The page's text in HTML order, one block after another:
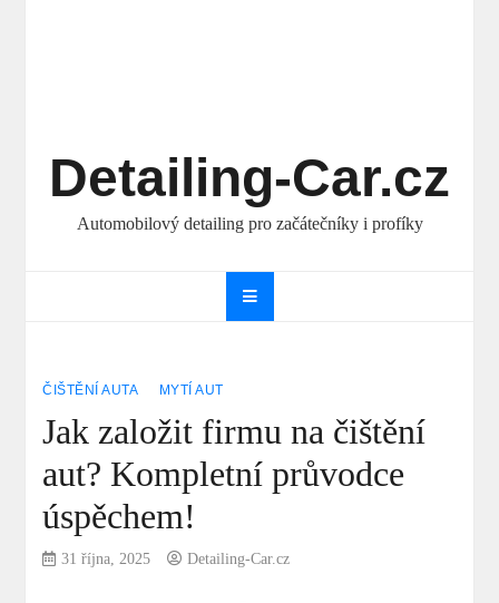
Detailing-Car.cz
Automobilový detailing pro začátečníky i profíky
ČIŠTĚNÍ AUTA MYTÍ AUT
Jak založit firmu na čištění
aut? Kompletní průvodce
úspěchem!
31 října, 2025 Detailing-Car.cz